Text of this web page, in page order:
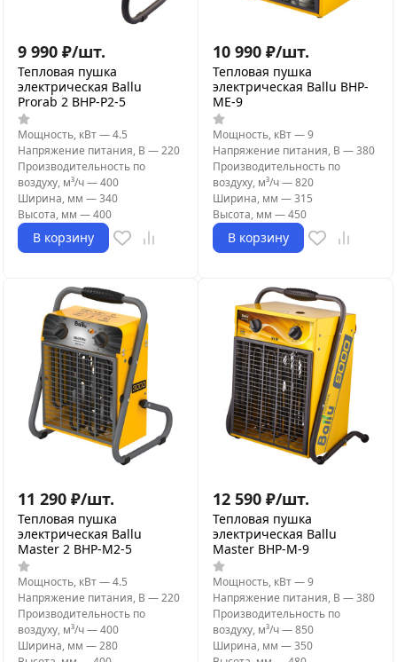
9 990 ₽/шт.
Тепловая пушка
электрическая Ballu
Prorab 2 BHP-P2-5
Мощность, кВт—4.5
Напряжение питания, В —220
Производительность по
воздуху, м³/ч—400
Ширина, мм —340
Высота, мм —400
В корзину
10 990 ₽/шт.
Тепловая пушка
электрическая Ballu BHP-
ME-9
Мощность, кВт—9
Напряжение питания, В —380
Производительность по
воздуху, м³/ч—820
Ширина, мм —315
Высота, мм —450
В корзину
11 290 ₽/шт.
Тепловая пушка
электрическая Ballu
Master 2 BHP-M2-5
Мощность, кВт—4.5
Напряжение питания, В —220
Производительность по
воздуху, м³/ч—400
Ширина, мм —280
12 590 ₽/шт.
Тепловая пушка
электрическая Ballu
Master BHP-M-9
Мощность, кВт—9
Напряжение питания, В —380
Производительность по
воздуху, м³/ч—850
Ширина, мм —350